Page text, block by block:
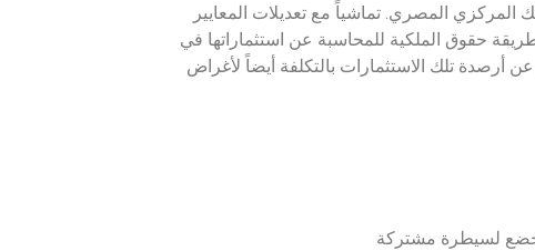
المصري. تماشياً مع تعديلات المعايير
حقوق الملكية للمحاسبة عن استثماراتها في
أرصدة تلك الاستثمارات بالتكلفة أيضاً لأغراض
تخضع لسيطرة مشتركة